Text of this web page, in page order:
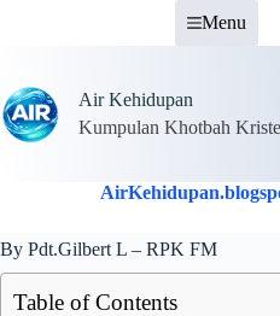
Menu
Air Kehidupan
Kumpulan Khotbah
By Pdt.Gilbert L – RPK FM
Table of Contents